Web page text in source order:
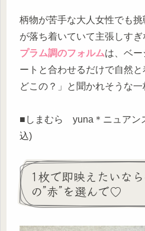
柄物が苦手な大人女性でも
が落ち着いていて主張しすぎ
プラム調のフォルムは、ベ
ートと合わせるだけで自然
どこの？」と聞かれそうな一
■しまむら yuna＊ニュアン
込)
1枚で即映えたいな
の”赤”を選んで♡